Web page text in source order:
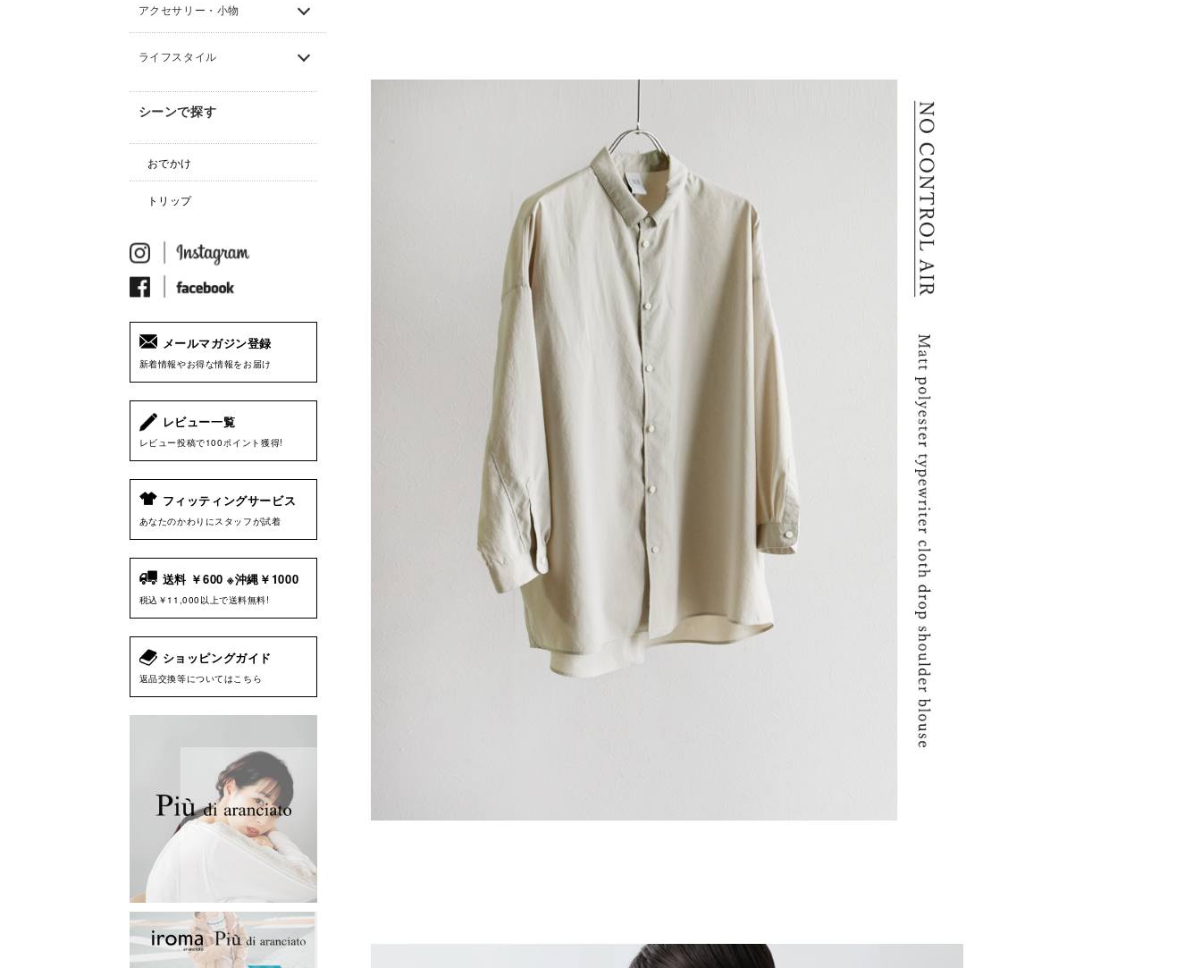
アクセサリー・小物
ライフスタイル
シーンで探す
おでかけ
トリップ
メールマガジン登録
新着情報やお得な情報をお届け
レビュー一覧
レビュー投稿で100ポイント獲得!
フィッティングサービス
あなたのかわりにスタッフが試着
送料 ￥600 ※沖縄￥1000
税込￥11,000以上で送料無料!
ショッピングガイド
返品交換等についてはこちら